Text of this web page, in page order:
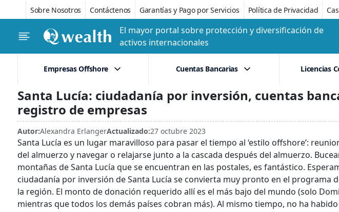
Sobre Nosotros Contáctenos Garantías y Pago por Servicios Política de Privacidad
El mayor portal sobre protección y diversificación de
activos internacionales
Empresas Offshore Cuentas Bancarias Licencias
Santa Lucía: ciudadanía por inversión, cuentas
registro de empresas
Autor:Alexandra ErlangerActualizado:27 octubre 2023
Santa Lucía es un lugar maravilloso para pasar el tiempo al ‘estilo offshore’:
del almuerzo y navegar o relajarse junto a la cascada después del almuerzo.
montañas de Santa Lucía que se encuentran en las postales, es fantástico.
ciudadanía por inversión de Santa Lucía se convierta muy pronto en el programa
la región. El monto de donación requerido allí es el más bajo del mundo (solo
mientras que todos los demás países cobran más). Al mismo tiempo, no ha